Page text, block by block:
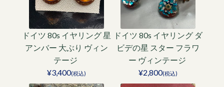
ドイツ 80s イヤリング 星
アンバー 大ぶり ヴィン
テージ
¥3,400(税込)
ドイツ 80s イヤリング ダ
ビデの星 スター フラワ
ー ヴィンテージ
¥2,800(税込)